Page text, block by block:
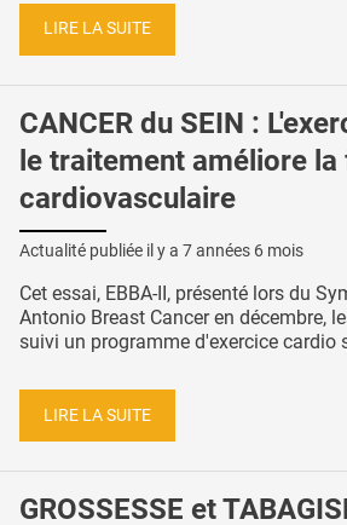
LIRE LA SUITE
CANCER du SEIN :
le traitement améliore
cardiovasculaire
Actualité publiée il y a 7 années 6 mois
Cet essai, EBBA-II, présenté lors du
Antonio Breast Cancer en décembre,
suivi un programme d'exercice cardio
LIRE LA SUITE
GROSSESSE et